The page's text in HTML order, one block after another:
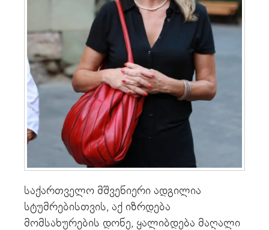
საქართველო მშვენიერი ადგილია
სტუმრებისთვის, აქ იზრდება
მომსახურების დონე, ყალიბდება მაღალი